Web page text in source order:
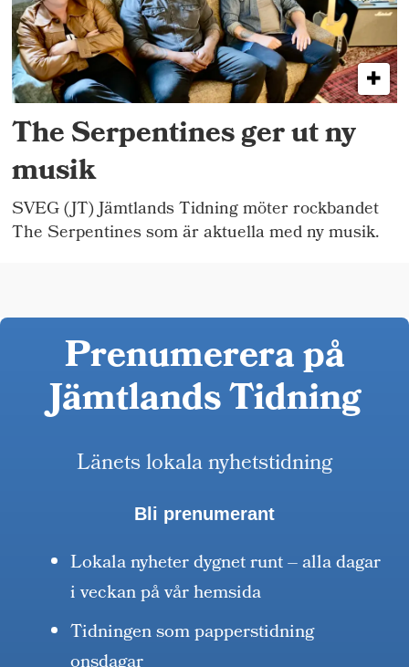
The Serpentines ger ut ny
musik
SVEG (JT) Jämtlands Tidning möter rockbandet
The Serpentines som är aktuella med ny musik.
Prenumerera på
Jämtlands Tidning
Länets lokala nyhetstidning
Bli prenumerant
Lokala nyheter dygnet runt – alla dagar
i veckan på vår hemsida
Tidningen som papperstidning